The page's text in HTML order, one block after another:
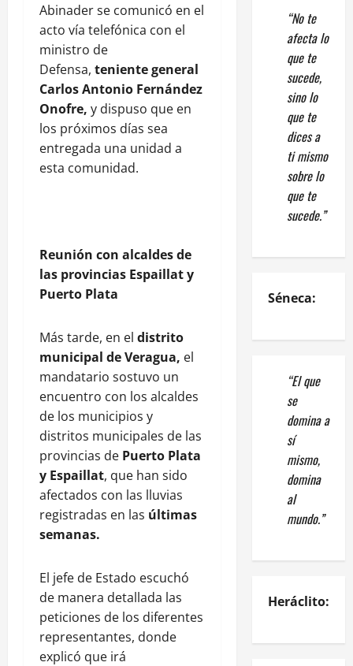
Abinader se comunicó en el
acto vía telefónica con el
ministro de
Defensa, teniente general
Carlos Antonio Fernández
Onofre, y dispuso que en
los próximos días sea
entregada una unidad a
esta comunidad.
Reunión con alcaldes de
las provincias Espaillat y
Puerto Plata
Más tarde, en el distrito
municipal de Veragua, el
mandatario sostuvo un
encuentro con los alcaldes
de los municipios y
distritos municipales de las
provincias de Puerto Plata
y Espaillat, que han sido
afectados con las lluvias
registradas en las últimas
semanas.
El jefe de Estado escuchó
de manera detallada las
peticiones de los diferentes
representantes, donde
explicó que irá
“No te
afecta lo
que te
sucede,
sino lo
que te
dices a
ti mismo
sobre lo
que te
sucede.”
Séneca:
“El que
se
domina a
sí
mismo,
domina
al
mundo.”
Heráclito: